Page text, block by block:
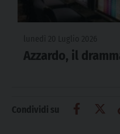
Azzardo, il
Condividi su